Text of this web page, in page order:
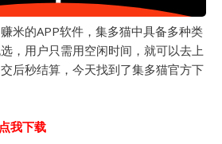
米的APP软件，集多猫中具备多种类
，用户只需用空闲时间，就可以去上
后秒结算，今天找到了集多猫官方下
我下载